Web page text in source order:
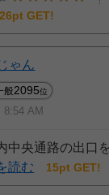
26pt GET!
ゃん
般2095位
8:54 AM
中央通路の出口
読む 15pt GET!